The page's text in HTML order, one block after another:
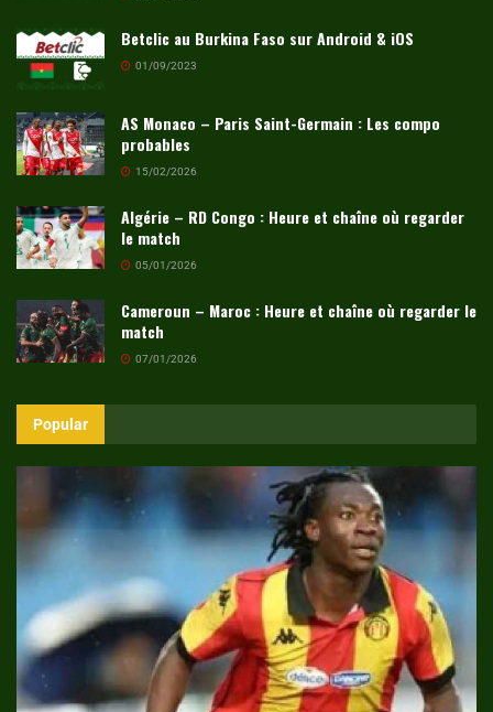
Betclic au Burkina Faso sur Android & iOS
01/09/2023
AS Monaco – Paris Saint-Germain : Les compo
probables
15/02/2026
Algérie – RD Congo : Heure et chaîne où regarder
le match
05/01/2026
Cameroun – Maroc : Heure et chaîne où regarder le
match
07/01/2026
Popular